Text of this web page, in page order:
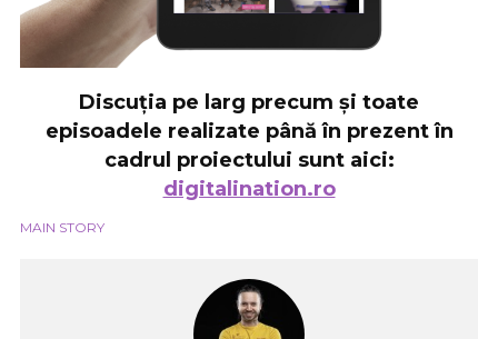
Discuția pe larg precum și toate
episoadele realizate până în prezent în
cadrul proiectului sunt aici:
digitalination.ro
MAIN STORY